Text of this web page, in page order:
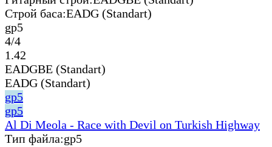
Строй баса:EADG (Standart)
gp5
4/4
1.42
EADGBE (Standart)
EADG (Standart)
gp5
gp5
Al Di Meola - Race with Devil on Turkish Highway
Тип файла:gp5